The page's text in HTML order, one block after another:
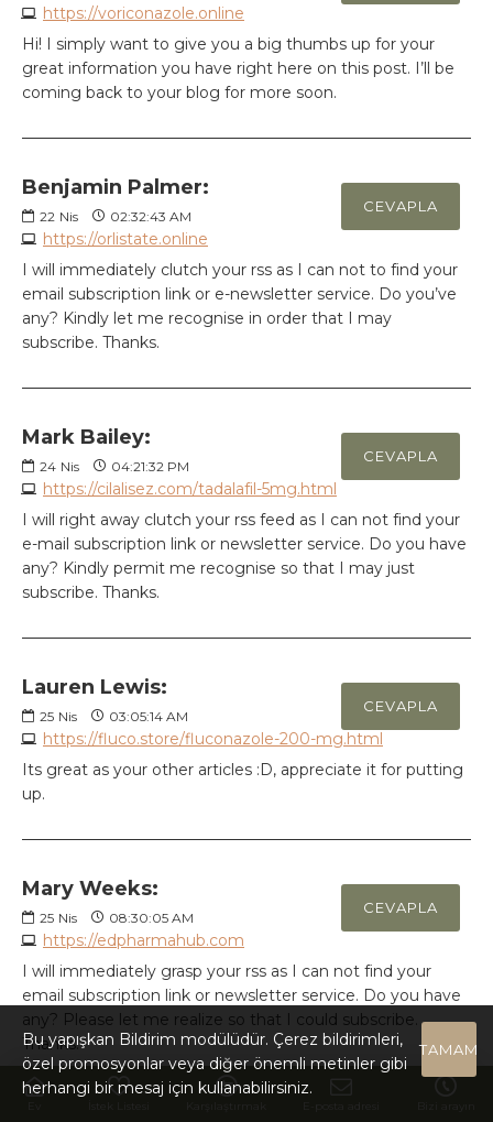
https://voriconazole.online
Hi! I simply want to give you a big thumbs up for your
great information you have right here on this post. I’ll be
coming back to your blog for more soon.
Benjamin Palmer:
22 Nis 02:32:43 AM
https://orlistate.online
CEVAPLA
I will immediately clutch your rss as I can not to find your
email subscription link or e-newsletter service. Do you’ve
any? Kindly let me recognise in order that I may
subscribe. Thanks.
Mark Bailey:
24 Nis 04:21:32 PM
https://cilalisez.com/tadalafil-5mg.html
CEVAPLA
I will right away clutch your rss feed as I can not find your
e-mail subscription link or newsletter service. Do you have
any? Kindly permit me recognise so that I may just
subscribe. Thanks.
Lauren Lewis:
25 Nis 03:05:14 AM
https://fluco.store/fluconazole-200-mg.html
CEVAPLA
Its great as your other articles :D, appreciate it for putting
up.
Mary Weeks:
25 Nis 08:30:05 AM
https://edpharmahub.com
CEVAPLA
I will immediately grasp your rss as I can not find your
email subscription link or newsletter service. Do you have
any? Please let me realize so that I could subscribe.
Thanks.
TAMAM
Bu yapışkan Bildirim modülüdür. Çerez bildirimleri,
özel promosyonlar veya diğer önemli metinler gibi
herhangi bir mesaj için kullanabilirsiniz.